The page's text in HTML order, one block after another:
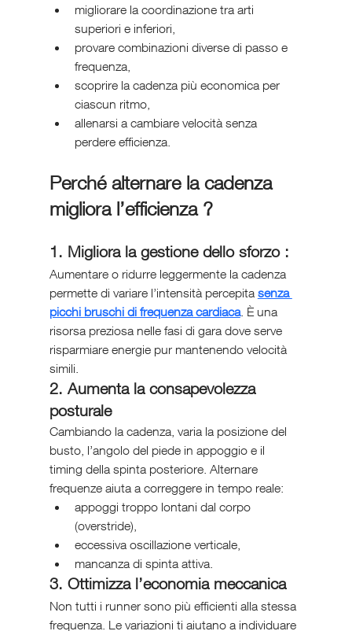
migliorare la coordinazione tra arti
superiori e inferiori,
provare combinazioni diverse di passo e
frequenza,
scoprire la cadenza più economica per
ciascun ritmo,
allenarsi a cambiare velocità senza
perdere efficienza.
Perché alternare la cadenza
migliora l’efficienza ?
1. Migliora la gestione dello sforzo :
Aumentare o ridurre leggermente la cadenza
permette di variare l’intensità percepita senza
picchi bruschi di frequenza cardiaca. È una
risorsa preziosa nelle fasi di gara dove serve
risparmiare energie pur mantenendo velocità
simili.
2. Aumenta la consapevolezza
posturale
Cambiando la cadenza, varia la posizione del
busto, l’angolo del piede in appoggio e il
timing della spinta posteriore. Alternare
frequenze aiuta a correggere in tempo reale:
appoggi troppo lontani dal corpo
(overstride),
eccessiva oscillazione verticale,
mancanza di spinta attiva.
3. Ottimizza l’economia meccanica
Non tutti i runner sono più efficienti alla stessa
frequenza. Le variazioni ti aiutano a individuare